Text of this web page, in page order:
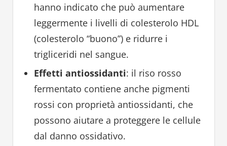
hanno indicato che può aumentare
leggermente i livelli di colesterolo HDL
(colesterolo “buono”) e ridurre i
trigliceridi nel sangue.
Effetti antiossidanti: il riso rosso
fermentato contiene anche pigmenti
rossi con proprietà antiossidanti, che
possono aiutare a proteggere le cellule
dal danno ossidativo.